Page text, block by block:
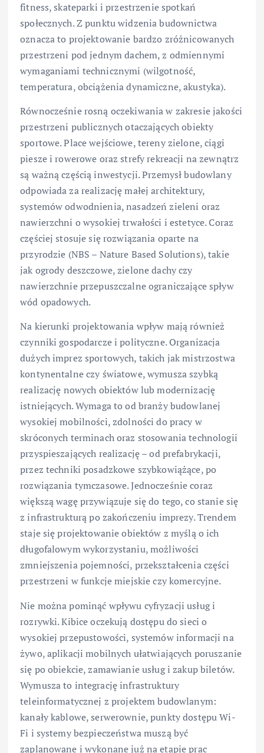
fitness, skateparki i przestrzenie spotkań
społecznych. Z punktu widzenia budownictwa
oznacza to projektowanie bardzo zróżnicowanych
przestrzeni pod jednym dachem, z odmiennymi
wymaganiami technicznymi (wilgotność,
temperatura, obciążenia dynamiczne, akustyka).
Równocześnie rosną oczekiwania w zakresie jakości
przestrzeni publicznych otaczających obiekty
sportowe. Place wejściowe, tereny zielone, ciągi
piesze i rowerowe oraz strefy rekreacji na zewnątrz
są ważną częścią inwestycji. Przemysł budowlany
odpowiada za realizację małej architektury,
systemów odwodnienia, nasadzeń zieleni oraz
nawierzchni o wysokiej trwałości i estetyce. Coraz
częściej stosuje się rozwiązania oparte na
przyrodzie (NBS – Nature Based Solutions), takie
jak ogrody deszczowe, zielone dachy czy
nawierzchnie przepuszczalne ograniczające spływ
wód opadowych.
Na kierunki projektowania wpływ mają również
czynniki gospodarcze i polityczne. Organizacja
dużych imprez sportowych, takich jak mistrzostwa
kontynentalne czy światowe, wymusza szybką
realizację nowych obiektów lub modernizację
istniejących. Wymaga to od branży budowlanej
wysokiej mobilności, zdolności do pracy w
skróconych terminach oraz stosowania technologii
przyspieszających realizację – od prefabrykacji,
przez techniki posadzkowe szybkowiążące, po
rozwiązania tymczasowe. Jednocześnie coraz
większą wagę przywiązuje się do tego, co stanie się
z infrastrukturą po zakończeniu imprezy. Trendem
staje się projektowanie obiektów z myślą o ich
długofalowym wykorzystaniu, możliwości
zmniejszenia pojemności, przekształcenia części
przestrzeni w funkcje miejskie czy komercyjne.
Nie można pominąć wpływu cyfryzacji usług i
rozrywki. Kibice oczekują dostępu do sieci o
wysokiej przepustowości, systemów informacji na
żywo, aplikacji mobilnych ułatwiających poruszanie
się po obiekcie, zamawianie usług i zakup biletów.
Wymusza to integrację infrastruktury
teleinformatycznej z projektem budowlanym:
kanały kablowe, serwerownie, punkty dostępu Wi-
Fi i systemy bezpieczeństwa muszą być
zaplanowane i wykonane już na etapie prac